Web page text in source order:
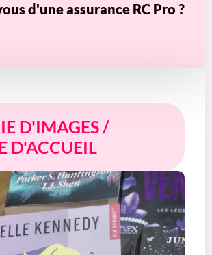
d'une assurance RC Pro ?
D'IMAGES /
D'ACCUEIL